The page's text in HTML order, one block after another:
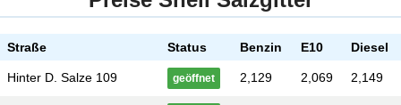
Straße Status Benzin E10 Diesel
Hinter D. Salze 109 geöffnet 2,129 2,069 2,149